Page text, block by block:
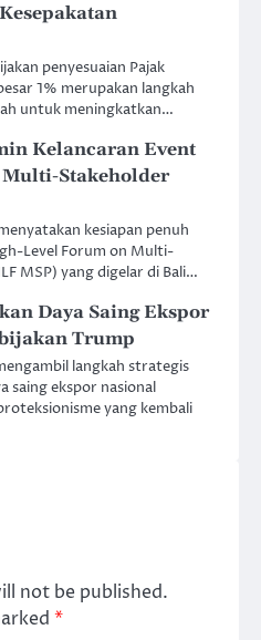
penyesuaian Pajak
1% merupakan langkah
untuk meningkatkan…
Kelancaran Event
Stakeholder
kesiapan penuh
Level Forum on Multi-
MSP) yang digelar di Bali…
Daya Saing Ekspor
Trump
langkah strategis
saing ekspor nasional
yang kembali
not be published.
*